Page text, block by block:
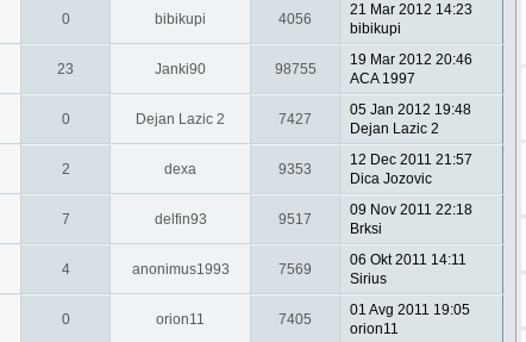
0 bibikupi 4056
21 Mar 2012 14:23
bibikupi
23 Janki90 98755
19 Mar 2012 20:46
ACA 1997
0 Dejan Lazic 2 7427
05 Jan 2012 19:48
Dejan Lazic 2
2 dexa 9353
12 Dec 2011 21:57
Dica Jozovic
7 delfin93 9517
09 Nov 2011 22:18
Brksi
4 anonimus1993 7569
06 Okt 2011 14:11
Sirius
0 orion11 7405
01 Avg 2011 19:05
orion11